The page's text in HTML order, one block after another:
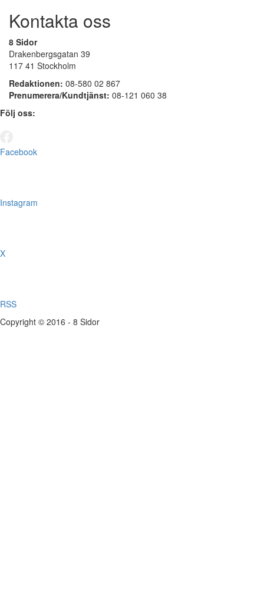
Kontakta oss
8 Sidor
Drakenbergsgatan 39
117 41 Stockholm
Redaktionen: 08-580 02 867
Prenumerera/Kundtjänst: 08-121 060 38
Följ oss:
Facebook
Instagram
X
RSS
Copyright © 2016 - 8 Sidor